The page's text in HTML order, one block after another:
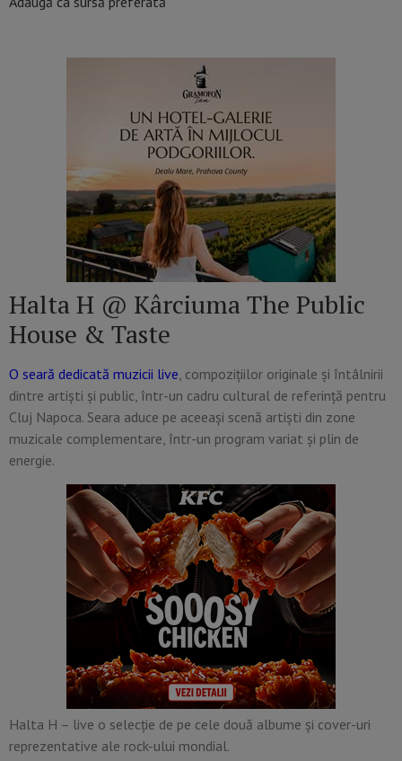
Halta H @ Kârciuma The Public
House & Taste
O seară dedicată muzicii live, compozițiilor originale și întâlnirii
dintre artiști și public, într-un cadru cultural de referință pentru
Cluj Napoca. Seara aduce pe aceeași scenă artiști din zone
muzicale complementare, într-un program variat și plin de
energie.
Halta H – live o selecție de pe cele două albume și cover-uri
reprezentative ale rock-ului mondial.